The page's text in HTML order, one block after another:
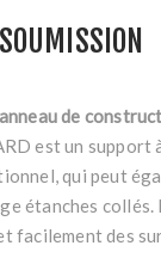
de
est un support
qui peut
étanches
facilement des